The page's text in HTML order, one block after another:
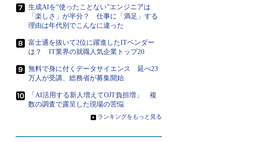
生成AIを“使ったことない”エンジニアは
「楽しさ」が半分？ 仕事に「満足」する
理由は年代別でこんなに違った
富士通を抜いて2位に躍進したITベンダー
は？ IT業界の就職人気企業トップ20
無料で身に付くデータサイエンス 延べ23
万人が受講、総務省が募集開始
「AI活用する新人増えてOJT負担増」 複
数の調査で露呈した現場の苦悩
» ランキングをもっと見る